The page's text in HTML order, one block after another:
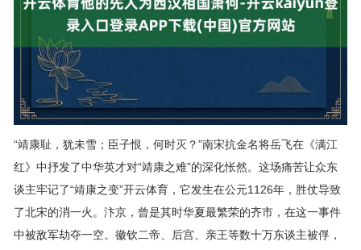
“靖康耻，犹未雪；臣子恨，何时灭？”南宋抗金名将岳飞在《满江
红》中抒发了中华英才对“靖康之难”的深化怅然。这场痛苦让众东
谈主牢记了“靖康之变”开云体育，它发生在公元1126年，胜仗导致
了北宋的消一火。汴京，曾是其时华夏最繁荣的齐市，在这一事件
中被敌军劫夺一空。徽钦二帝、后宫、亲王等数十万东谈主被俘，